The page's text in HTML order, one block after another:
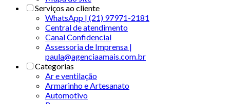
Serviços ao cliente
WhatsApp | (21) 97971-2181
Central de atendimento
Canal Confidencial
Assessoria de Imprensa |
paula@agenciaamais.com.br
Categorias
Ar e ventilação
Armarinho e Artesanato
Automotivo